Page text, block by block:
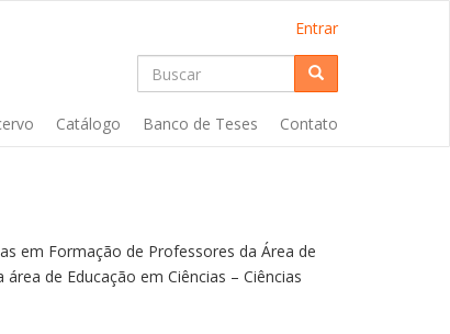
Catálogo Banco de Teses Contato
Formulário
de
busca
Entrar
em Formação de Professores da Área de
de Educação em Ciências – Ciências